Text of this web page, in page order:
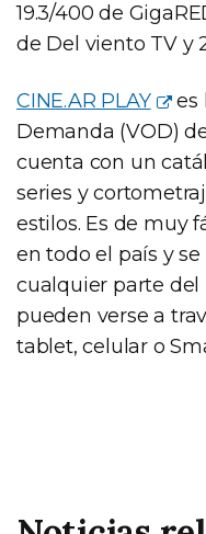
19.3/400 de
de Del viento TV y
CINE.AR PLAY
es
Demanda (VOD)
cuenta con un
series y
estilos. Es de muy
en todo el país y
cualquier parte del
pueden verse a
tablet, celular o